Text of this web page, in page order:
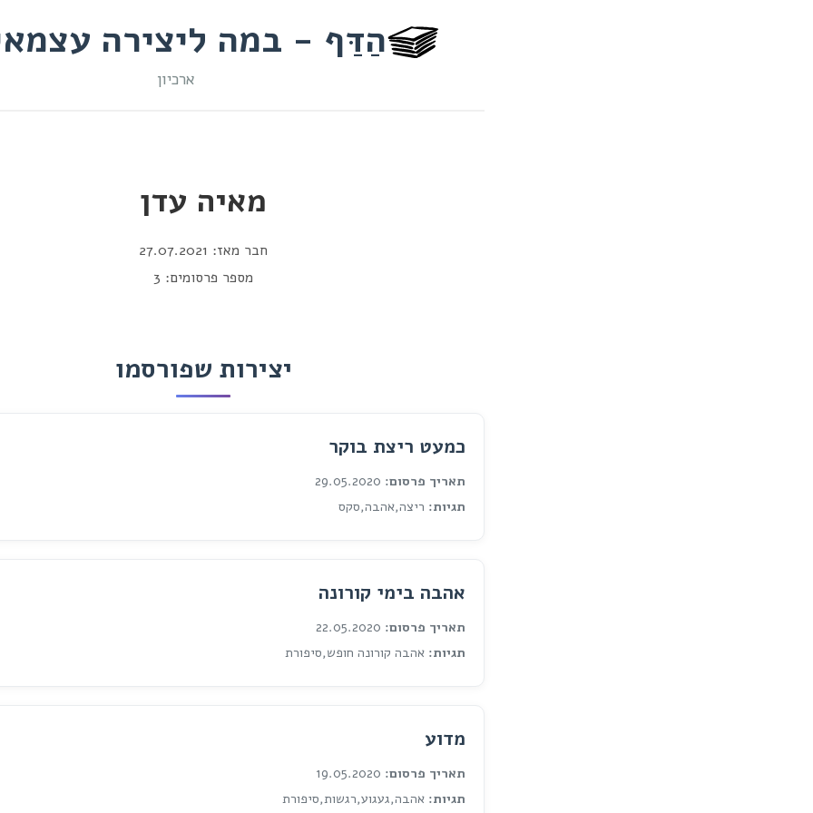
הַדַּף - במה ליצירה
ארכיון
מאיה עדן
חבר מאז: 27.07.2021
מספר פרסומים: 3
יצירות שפורסמו
כמעט ריצת בוקר
תאריך פרסום:
תגיות: ריצה,אהבה,סקס
אהבה בימי קורונה
תאריך פרסום:
תגיות: אהבה קורונה חופש,סיפורת
מדוע
תאריך פרסום:
תגיות: אהבה,געגוע,רגשות,סיפורת